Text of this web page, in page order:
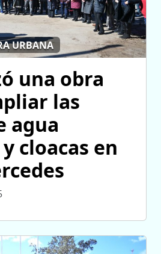
URBANA
una obra
las
agua
cloacas en